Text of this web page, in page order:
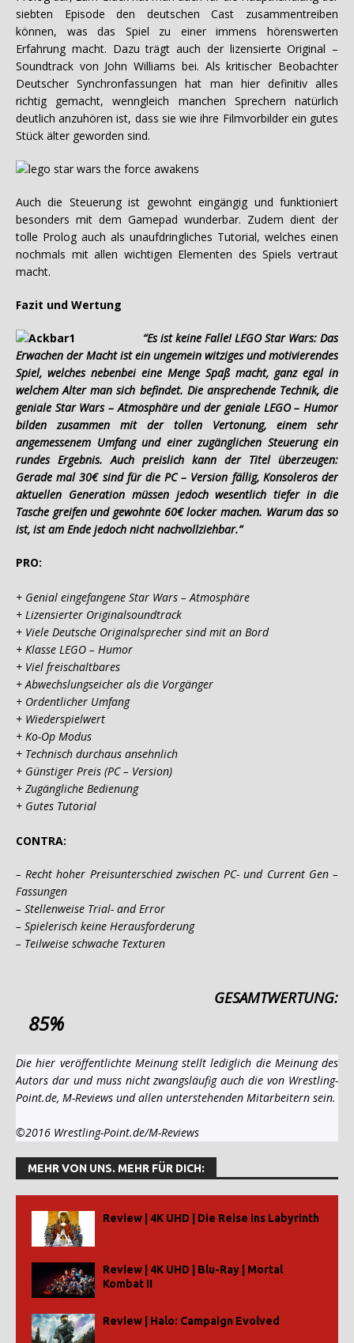
siebten Episode den deutschen Cast zusammentreiben
können, was das Spiel zu einer immens hörenswerten
Erfahrung macht. Dazu trägt auch der lizensierte Original –
Soundtrack von John Williams bei. Als kritischer Beobachter
Deutscher Synchronfassungen hat man hier definitiv alles
richtig gemacht, wenngleich manchen Sprechern natürlich
deutlich anzuhören ist, dass sie wie ihre Filmvorbilder ein gutes
Stück älter geworden sind.
Auch die Steuerung ist gewohnt eingängig und funktioniert
besonders mit dem Gamepad wunderbar. Zudem dient der
tolle Prolog auch als unaufdringliches Tutorial, welches einen
nochmals mit allen wichtigen Elementen des Spiels vertraut
macht.
Fazit und Wertung
“Es ist keine Falle! LEGO Star Wars: Das
Erwachen der Macht ist ein ungemein witziges und motivierendes
Spiel, welches nebenbei eine Menge Spaß macht, ganz egal in
welchem Alter man sich befindet. Die ansprechende Technik, die
geniale Star Wars – Atmosphäre und der geniale LEGO – Humor
bilden zusammen mit der tollen Vertonung, einem sehr
angemessenem Umfang und einer zugänglichen Steuerung ein
rundes Ergebnis. Auch preislich kann der Titel überzeugen:
Gerade mal 30€ sind für die PC – Version fällig, Konsoleros der
aktuellen Generation müssen jedoch wesentlich tiefer in die
Tasche greifen und gewohnte 60€ locker machen. Warum das so
ist, ist am Ende jedoch nicht nachvollziehbar.”
PRO:
+ Genial eingefangene Star Wars – Atmosphäre
+ Lizensierter Originalsoundtrack
+ Viele Deutsche Originalsprecher sind mit an Bord
+ Klasse LEGO – Humor
+ Viel freischaltbares
+ Abwechslungseicher als die Vorgänger
+ Ordentlicher Umfang
+ Wiederspielwert
+ Ko-Op Modus
+ Technisch durchaus ansehnlich
+ Günstiger Preis (PC – Version)
+ Zugängliche Bedienung
+ Gutes Tutorial
CONTRA:
– Recht hoher Preisunterschied zwischen PC- und Current Gen –
Fassungen
– Stellenweise Trial- and Error
– Spielerisch keine Herausforderung
– Teilweise schwache Texturen
GESAMTWERTUNG:
85%
Die hier veröffentlichte Meinung stellt lediglich die Meinung des
Autors dar und muss nicht zwangsläufig auch die von Wrestling-
Point.de, M-Reviews und allen unterstehenden Mitarbeitern sein.
©2016 Wrestling-Point.de/M-Reviews
MEHR VON UNS. MEHR FÜR DICH:
Review | 4K UHD | Die Reise ins Labyrinth
Review | 4K UHD | Blu-Ray | Mortal
Kombat II
Review | Halo: Campaign Evolved